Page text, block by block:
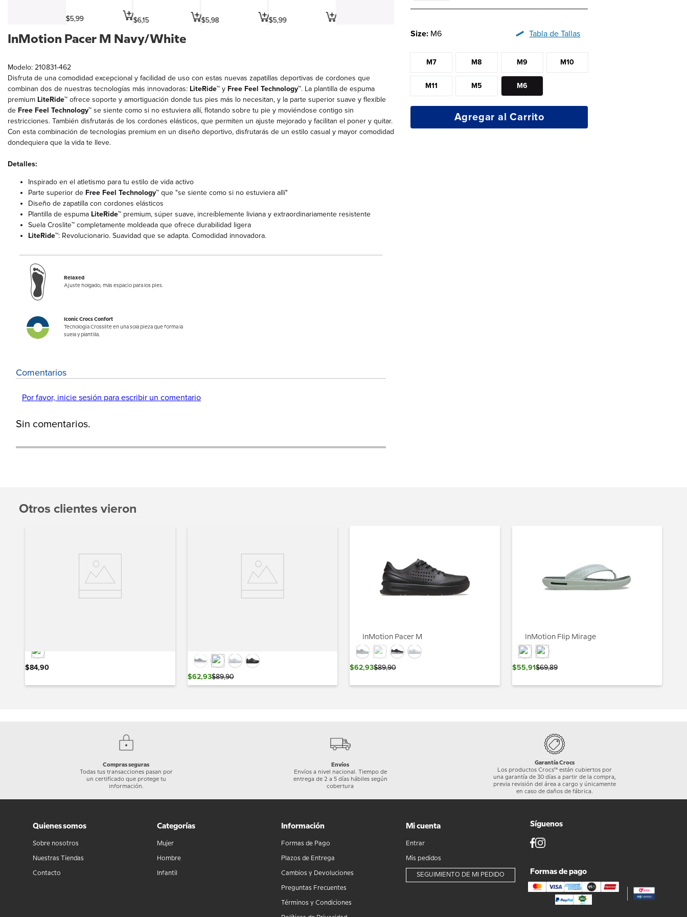
Simbolos y varios
$5,99 $6,15 $5,98 $5,99
InMotion Pacer M Navy/White
Modelo: 210831-462
Disfruta de una comodidad excepcional y facilidad de uso con estas nuevas zapatillas deportivas de cordones que
combinan dos de nuestras tecnologías más innovadoras: LiteRide™ y Free Feel Technology™. La plantilla de espuma
premium LiteRide™ ofrece soporte y amortiguación donde tus pies más lo necesitan, y la parte superior suave y flexible
de Free Feel Technology™ se siente como si no estuviera allí, flotando sobre tu pie y moviéndose contigo sin
restricciones. También disfrutarás de los cordones elásticos, que permiten un ajuste mejorado y facilitan el poner y quitar.
Con esta combinación de tecnologías premium en un diseño deportivo, disfrutarás de un estilo casual y mayor comodidad
dondequiera que la vida te lleve.
Detalles:
Inspirado en el atletismo para tu estilo de vida activo
Parte superior de Free Feel Technology™ que "se siente como si no estuviera allí"
Diseño de zapatilla con cordones elásticos
Plantilla de espuma LiteRide™ premium, súper suave, increíblemente liviana y extraordinariamente resistente
Suela Croslite™ completamente moldeada que ofrece durabilidad ligera
LiteRide™: Revolucionario. Suavidad que se adapta. Comodidad innovadora.
Relaxed
Ajuste holgado, más espacio para los pies.
Iconic Crocs Confort
Tecnología Crosslite en una sola pieza que forma la
suela y plantilla.
Comentarios
Por favor, inicie sesión para escribir un comentario
Sin comentarios.
Size: M6 Tabla de Tallas
M7 M8 M9 M10
M11 M5 M6
Agregar al Carrito
Otros clientes vieron
$84,90
$62,93$89,90
InMotion Pacer M
$62,93$89,90
InMotion Flip Mirage
$55,91$69,89
Compras seguras
Todas tus transacciones pasan por
un certificado que protege tu
información.
Envíos
Envíos a nivel nacional. Tiempo de
entrega de 2 a 5 días hábiles según
cobertura
Garantía Crocs
Los productos Crocs™ están cubiertos por
una garantía de 30 días a partir de la compra,
previa revisión del área a cargo y únicamente
en caso de daños de fábrica.
Quienes somos
Sobre nosotros
Nuestras Tiendas
Contacto
Categorías
Mujer
Hombre
Infantil
Información
Formas de Pago
Plazos de Entrega
Cambios y Devoluciones
Preguntas Frecuentes
Términos y Condiciones
Mi cuenta
Entrar
Mis pedidos
SEGUIMIENTO DE MI PEDIDO
Síguenos
Formas de pago